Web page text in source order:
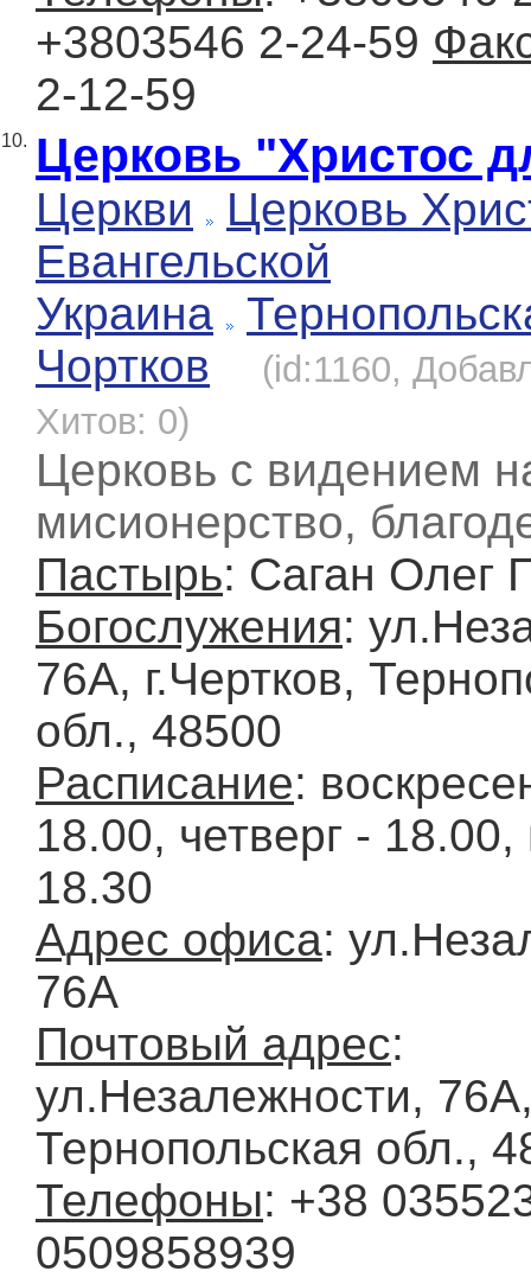
+3803546 2-24-59
2-12-59
10. Церковь "Христос
Церкви
Церковь
Евангельской
Украина
Чортков
(id:1160,
Хитов: 0)
Церковь с видением
мисионерство,
Пастырь: Саган Олег
Богослужения:
76А, г.Чертков,
обл., 48500
Расписание:
18.00, четверг - 18.00,
18.30
Адрес офиса:
76А
Почтовый адрес:
ул.Незалежности,
Тернопольская обл.,
Телефоны: +38
0509858939